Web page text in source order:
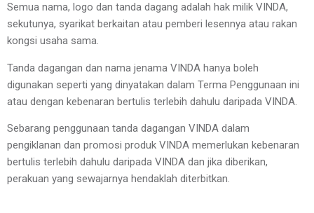
Semua nama, logo dan tanda dagang adalah hak milik VINDA,
sekutunya, syarikat berkaitan atau pemberi lesennya atau rakan
kongsi usaha sama.
Tanda dagangan dan nama jenama VINDA hanya boleh
digunakan seperti yang dinyatakan dalam Terma Penggunaan ini
atau dengan kebenaran bertulis terlebih dahulu daripada VINDA.
Sebarang penggunaan tanda dagangan VINDA dalam
pengiklanan dan promosi produk VINDA memerlukan kebenaran
bertulis terlebih dahulu daripada VINDA dan jika diberikan,
perakuan yang sewajarnya hendaklah diterbitkan.